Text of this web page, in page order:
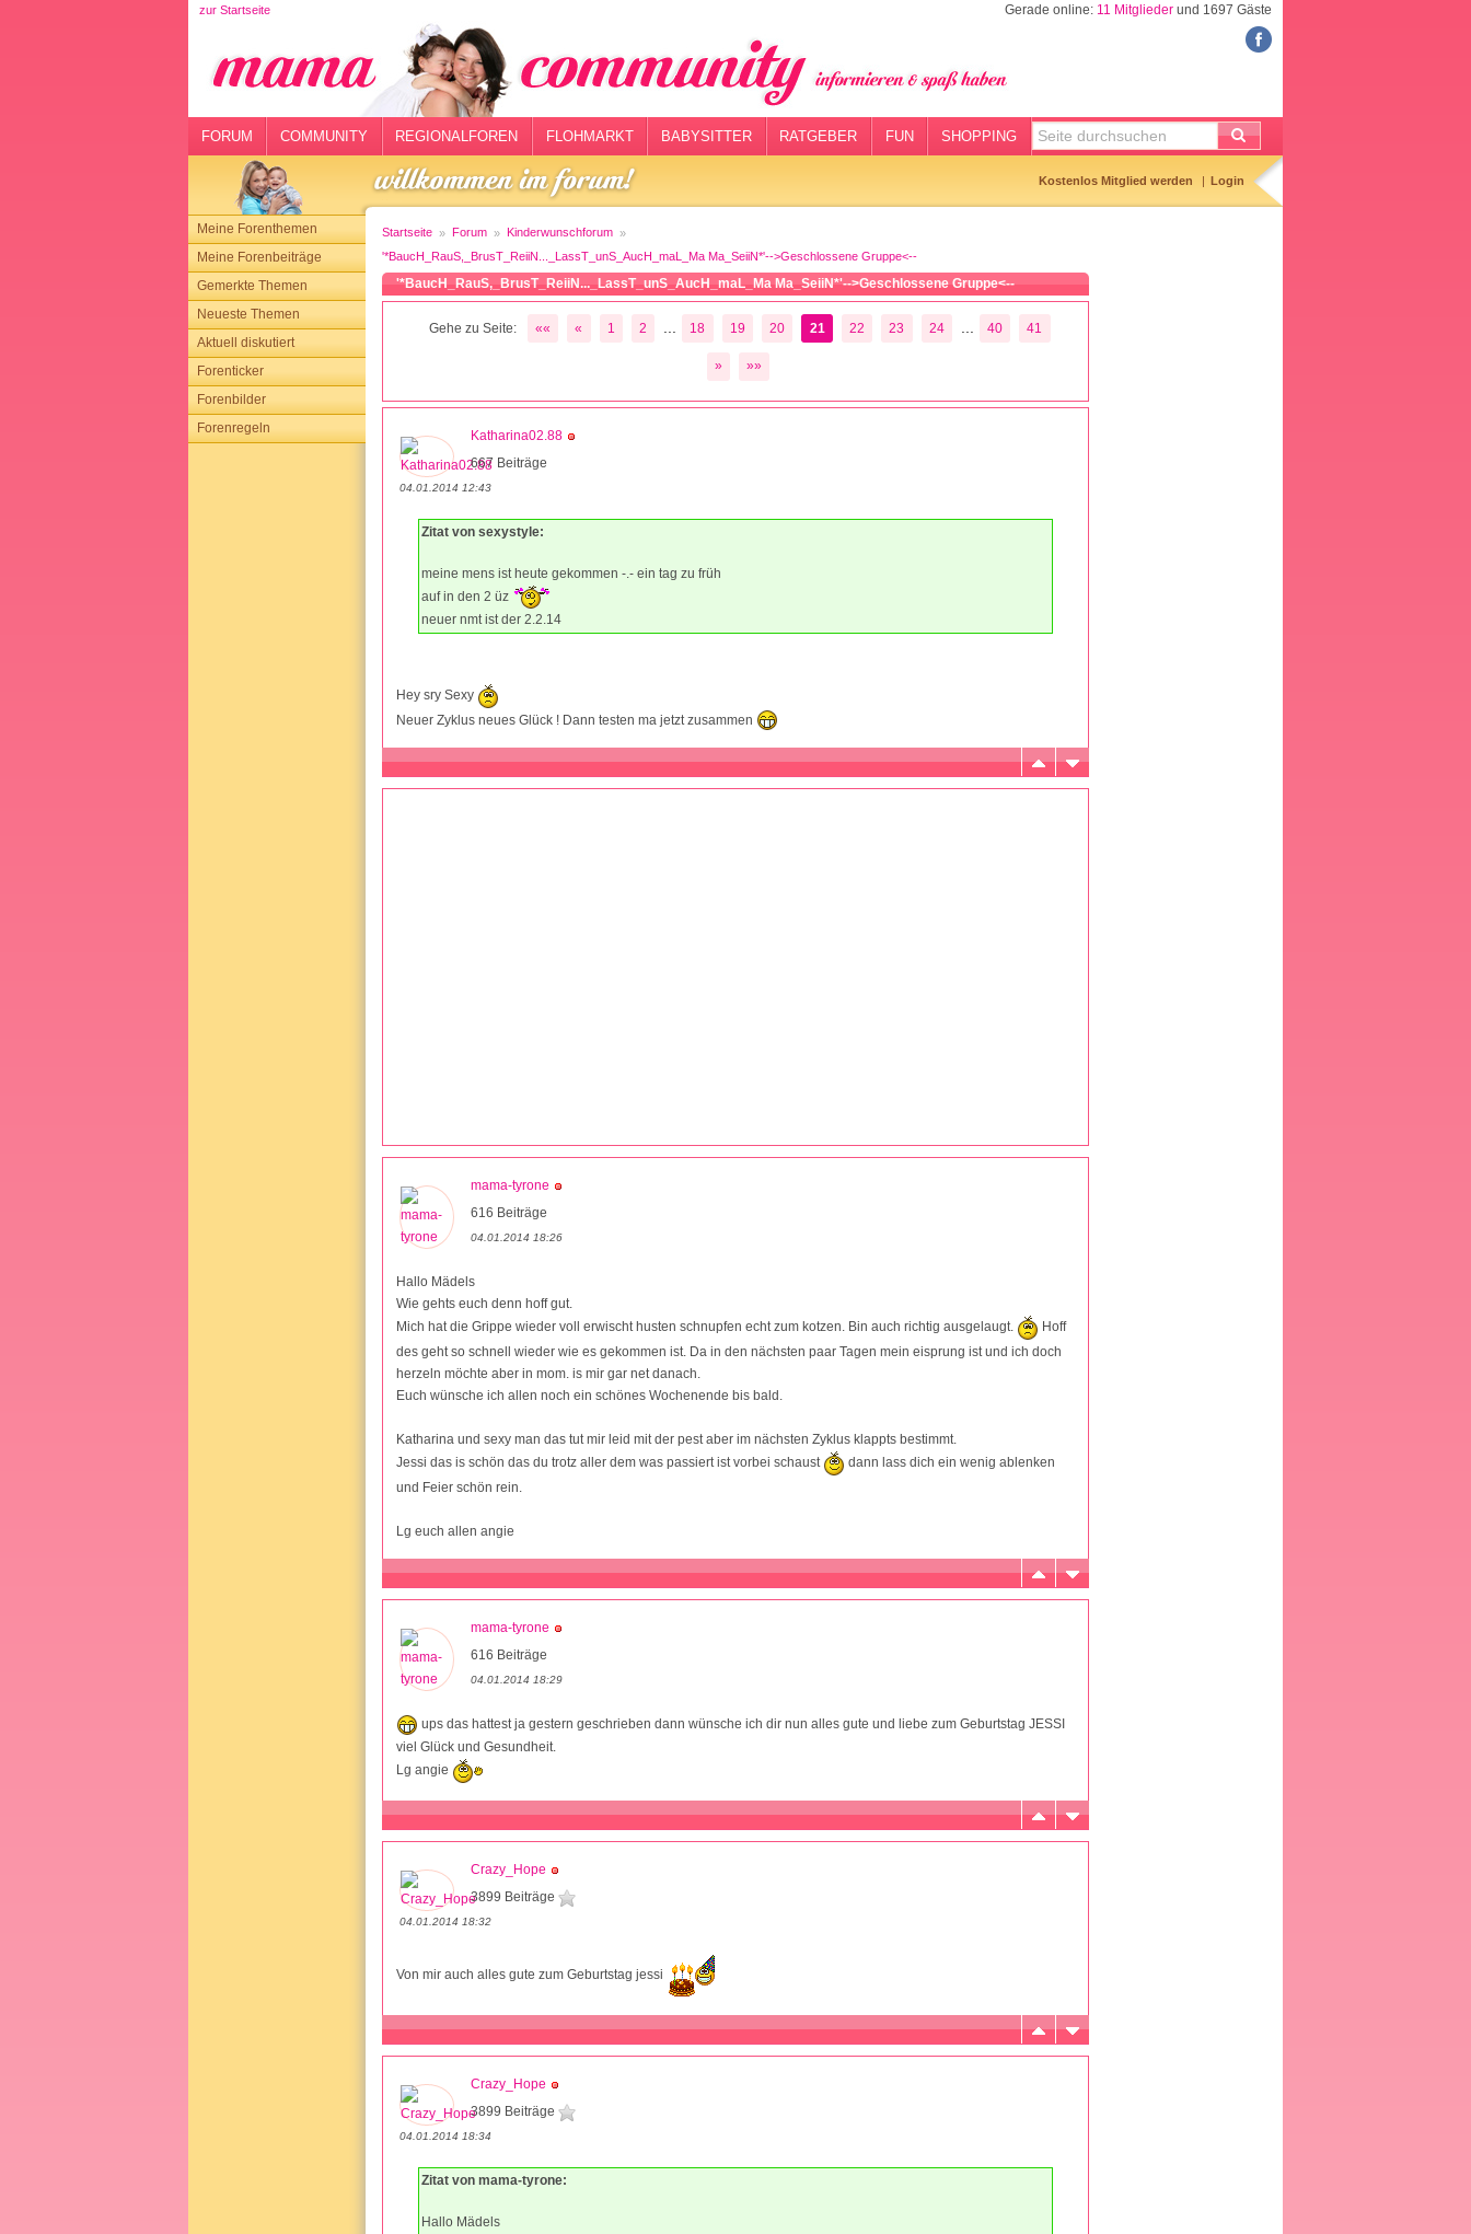
zur Startseite Gerade online: 11 Mitglieder und 1697 Gäste
FORUM COMMUNITY REGIONALFOREN FLOHMARKT BABYSITTER RATGEBER FUN SHOPPING
Kostenlos Mitglied werden Login
Meine Forenthemen
Meine Forenbeiträge
Gemerkte Themen
Neueste Themen
Aktuell diskutiert
Forenticker
Forenbilder
Forenregeln
Startseite Forum
Kinderwunschforum
'*BaucH_RauS,_BrusT_ReiiN..._LassT_unS_AucH_maL_Ma Ma_SeiiN*'-->Geschlossene Gruppe<--
'*BaucH_RauS,_BrusT_ReiiN..._LassT_unS_AucH_maL_Ma Ma_SeiiN*'-->Geschlossene Gruppe<--
Gehe zu Seite: «« « 1 2 18 19 20 21 22 23 24 40 41
» »»
Katharina02.88
667 Beiträge
04.01.2014 12:43
Zitat von sexystyle:
meine mens ist heute gekommen -.- ein tag zu früh
auf in den 2 üz
neuer nmt ist der 2.2.14
Hey sry Sexy
Neuer Zyklus neues Glück ! Dann testen ma jetzt zusammen
mama-tyrone
616 Beiträge
04.01.2014 18:26
Hallo Mädels
Wie gehts euch denn hoff gut.
Mich hat die Grippe wieder voll erwischt husten schnupfen echt zum kotzen. Bin auch richtig ausgelaugt.
Hoff
des geht so schnell wieder wie es gekommen ist. Da in den nächsten paar Tagen mein eisprung ist und ich doch
herzeln möchte aber in mom. is mir gar net danach.
Euch wünsche ich allen noch ein schönes Wochenende bis bald.
Katharina und sexy man das tut mir leid mit der pest aber im nächsten Zyklus klappts bestimmt.
Jessi das is schön das du trotz aller dem was passiert ist vorbei schaust
dann lass dich ein wenig ablenken
und Feier schön rein.
Lg euch allen angie
mama-tyrone
616 Beiträge
04.01.2014 18:29
ups das hattest ja gestern geschrieben dann wünsche ich dir nun alles gute und liebe zum Geburtstag JESSI
viel Glück und Gesundheit.
Lg angie
Crazy_Hope
3899 Beiträge
04.01.2014 18:32
Von mir auch alles gute zum Geburtstag jessi
Crazy_Hope
3899 Beiträge
04.01.2014 18:34
Zitat von mama-tyrone:
Hallo Mädels